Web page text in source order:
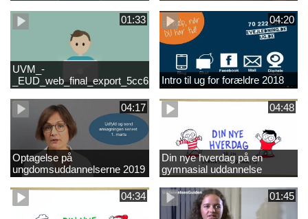
01:33
UVM_-
04:20
Intro til ug for forældre 2018
04:17
Optagelse på
ungdomsuddannelserne 2019
04:48
Din nye hverdag på en
gymnasial uddannelse
04:34 01:45